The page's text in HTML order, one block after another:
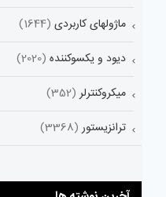
ماژولهای کاربردی (1644)
دیود و یکسوکننده (2020)
میکروکنترلر (352)
ترانزیستور (3368)